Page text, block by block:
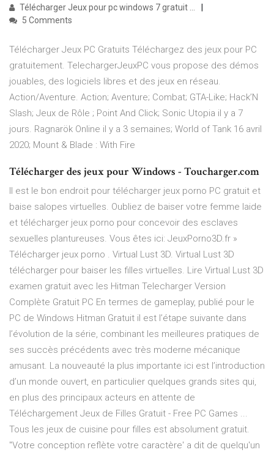
Télécharger Jeux pour pc windows 7 gratuit ...
5 Comments
Télécharger Jeux PC Gratuits Téléchargez des jeux pour PC
gratuitement. TelechargerJeuxPC vous propose des démos
jouables, des logiciels libres et des jeux en réseau.
Action/Aventure. Action; Aventure; Combat; GTA-Like; Hack’N
Slash; Jeux de Rôle ; Point And Click; Sonic Utopia il y a 7
jours. Ragnarök Online il y a 3 semaines; World of Tank 16 avril
2020; Mount & Blade : With Fire
Télécharger des jeux pour Windows - Toucharger.com
Il est le bon endroit pour télécharger jeux porno PC gratuit et
baise salopes virtuelles. Oubliez de baiser votre femme laide
et télécharger jeux porno pour concevoir des esclaves
sexuelles plantureuses. Vous êtes ici: JeuxPorno3D.fr »
Télécharger jeux porno . Virtual Lust 3D. Virtual Lust 3D
télécharger pour baiser les filles virtuelles. Lire Virtual Lust 3D
examen gratuit avec les Hitman Telecharger Version
Complète Gratuit PC En termes de gameplay, publié pour le
PC de Windows Hitman Gratuit il est l’étape suivante dans
l’évolution de la série, combinant les meilleures pratiques de
ses succès précédents avec très moderne mécanique
amusant. La nouveauté la plus importante ici est l’introduction
d’un monde ouvert, en particulier quelques grands sites qui,
en plus des principaux acteurs en attente de
Téléchargement Jeux de Filles Gratuit - Free PC Games ...
Tous les jeux de cuisine pour filles est absolument gratuit.
"Votre conception reflète votre caractère' a dit de quelqu'un